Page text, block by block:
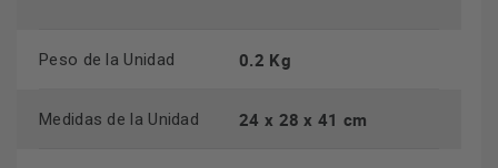
Peso de la Unidad 0.2 Kg
Medidas de la Unidad 24 x 28 x 41 cm